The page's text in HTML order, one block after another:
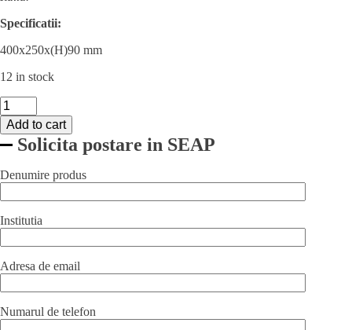
Specificatii:
400x250x(H)90 mm
12 in stock
Suport
pentru
18
discuri
legume
quantity
Add to cart
Solicita postare in SEAP
Denumire produs
Institutia
Adresa de email
Numarul de telefon